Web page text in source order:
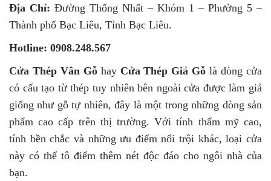
Địa Chỉ: Đường Thống Nhất – Khóm 1 – Phường 5 –
Thành phố Bạc Liêu, Tỉnh Bạc Liêu.
Hotline: 0908.248.567
Cửa Thép Vân Gỗhay Cửa Thép Giả Gỗ là dòng cửa
có cấu tạo từ thép tuy nhiên bên ngoài cửa được làm giả
giống như gỗ tự nhiên, đây là một trong những dòng sản
phẩm cao cấp trên thị trường. Với tính thẩm mỹ cao,
tính bền chắc và những ưu điểm nổi trội khác, loại cửa
này có thể tô điểm thêm nét độc đáo cho ngôi nhà của
bạn.